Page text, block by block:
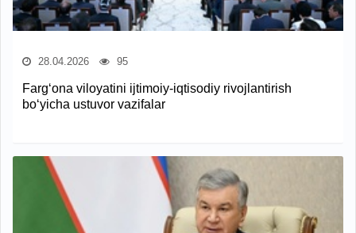
28.04.2026 95
Farg‘ona viloyatini ijtimoiy-iqtisodiy rivojlantirish
bo‘yicha ustuvor vazifalar